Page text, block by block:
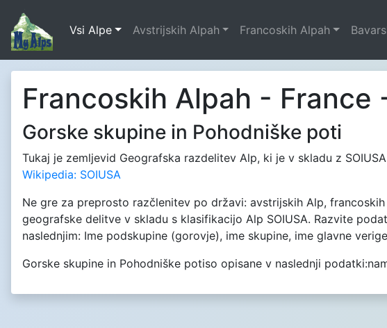
Vsi Alpe Avstrijskih Alpah Francoskih Alpah
Francoskih Alpah -
Gorske skupine in Pohodniške poti
Tukaj je zemljevid Geografska razdelitev Alp, ki je v skladu z
Wikipedia: SOIUSA
Ne gre za preprosto razčlenitev po državi: avstrijskih Alp,
geografske delitve v skladu s klasifikacijo Alp SOIUSA. Razvite
naslednjim: Ime podskupine (gorovje), ime skupine, ime glavne
Gorske skupine in Pohodniške potiso opisane v naslednji